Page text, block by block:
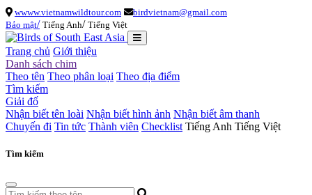
wwww.vietnamwildtour.com
birdvietnam@gmail.com
Bảo mật/ Tiếng Anh/ Tiếng Việt
Trang chủ Giới thiệu
Danh sách chim
Theo tên Theo phân loại Theo địa điểm
Tìm kiếm
Giải đố
Nhận biết tên loài Nhận biết hình ảnh Nhận biết âm thanh
Chuyến đi Tin tức Thành viên Checklist Tiếng Anh Tiếng Việt
Tìm kiếm